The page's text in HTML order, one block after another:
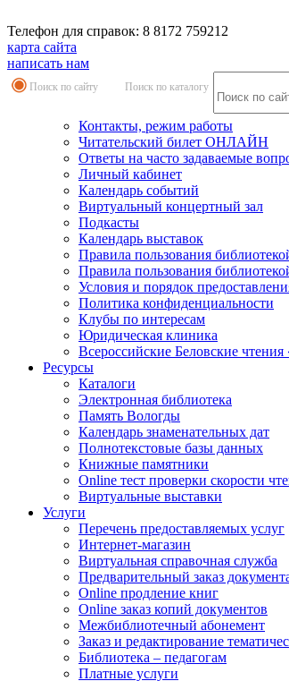
Телефон для справок: 8 8172 759212
карта сайта
написать нам
Поиск по сайту Поиск по каталогу
Контакты, режим работы
Читательский билет ОНЛАЙН
Ответы на часто задаваемые
Личный кабинет
Календарь событий
Виртуальный концертный зал
Подкасты
Календарь выставок
Правила пользования
Правила пользования
Условия и порядок
Политика конфиденциальности
Клубы по интересам
Юридическая клиника
Всероссийские Беловские
Ресурсы
Каталоги
Электронная библиотека
Память Вологды
Календарь знаменательных дат
Полнотекстовые базы данных
Книжные памятники
Online тест проверки скорости
Виртуальные выставки
Услуги
Перечень предоставляемых услуг
Интернет-магазин
Виртуальная справочная служба
Предварительный заказ
Online продление книг
Online заказ копий документов
Межбиблиотечный абонемент
Заказ и редактирование
Библиотека – педагогам
Платные услуги